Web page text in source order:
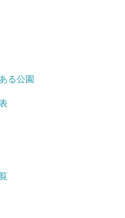
る公園